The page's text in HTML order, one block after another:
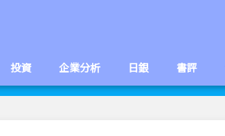
投資 企業分析 日銀 書評